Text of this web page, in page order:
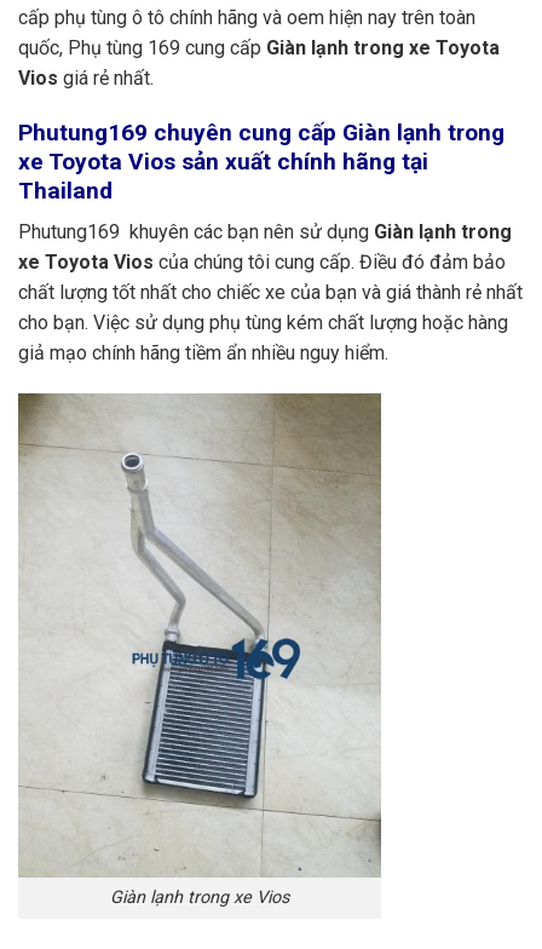
cấp phụ tùng ô tô chính hãng và oem hiện nay trên toàn
quốc, Phụ tùng 169 cung cấp Giàn lạnh trong xe Toyota
Vios giá rẻ nhất.
Phutung169 chuyên cung cấp Giàn lạnh trong
xe Toyota Vios sản xuất chính hãng tại
Thailand
Phutung169 khuyên các bạn nên sử dụng Giàn lạnh trong
xe Toyota Vios của chúng tôi cung cấp. Điều đó đảm bảo
chất lượng tốt nhất cho chiếc xe của bạn và giá thành rẻ nhất
cho bạn. Việc sử dụng phụ tùng kém chất lượng hoặc hàng
giả mạo chính hãng tiềm ẩn nhiều nguy hiểm.
Giàn lạnh trong xe Vios